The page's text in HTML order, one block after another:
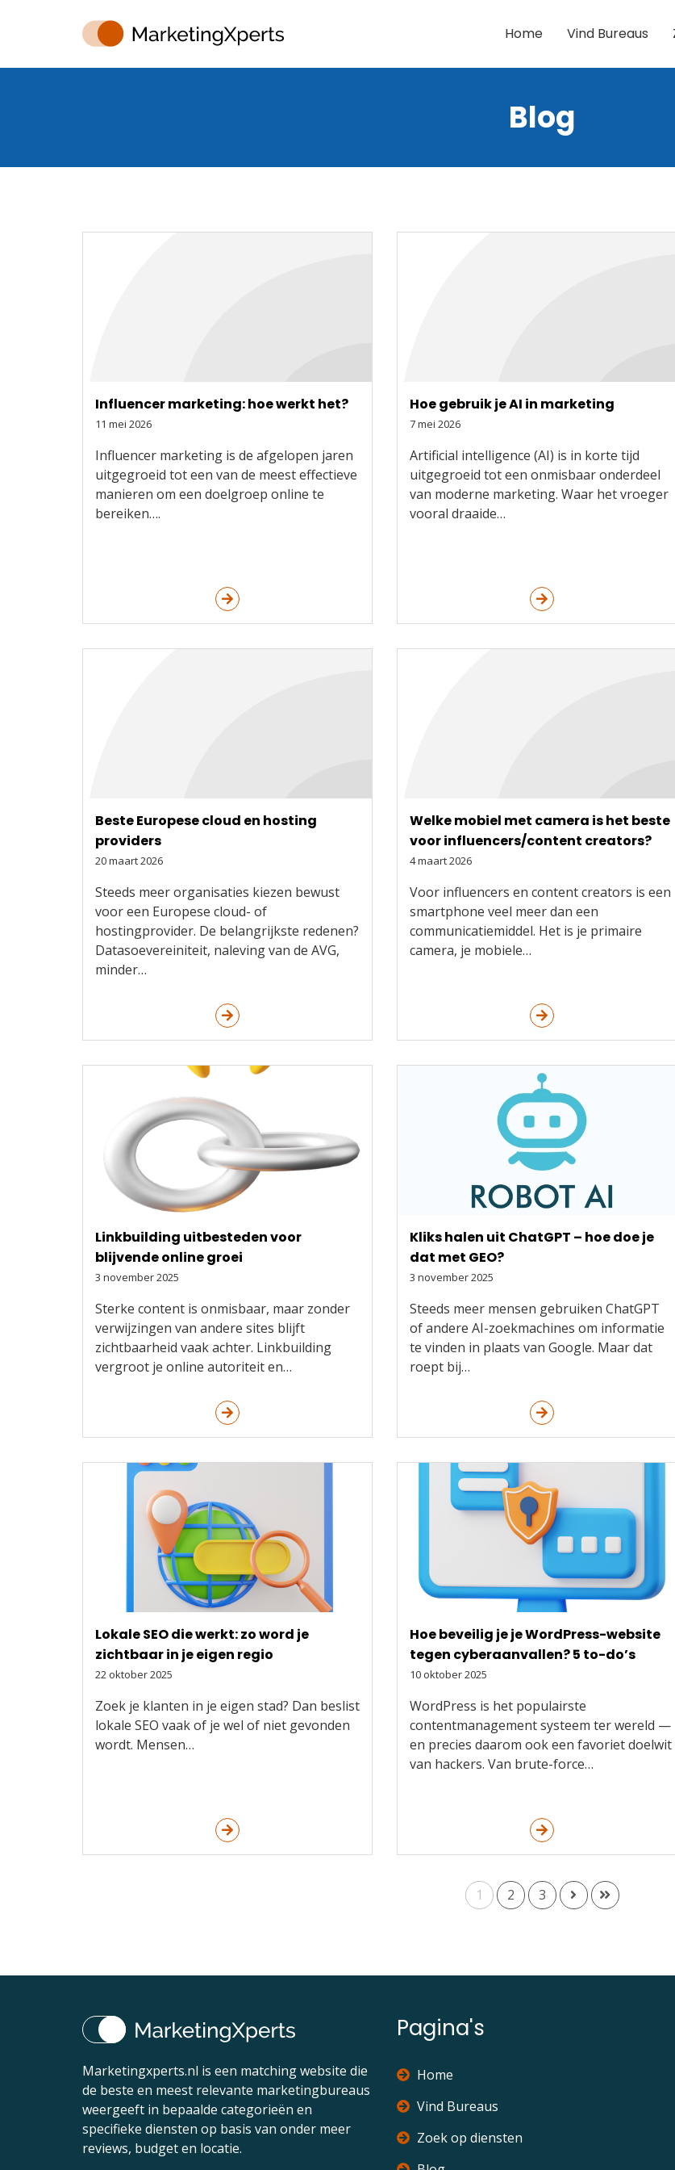
Home Vind Bureaus
Blog
Influencer marketing: hoe werkt het?
11 mei 2026
Influencer marketing is de afgelopen jaren
uitgegroeid tot een van de meest effectieve
manieren om een doelgroep online te
bereiken….
Hoe gebruik je AI in marketing
7 mei 2026
Artificial intelligence (AI) is in korte tijd
uitgegroeid tot een onmisbaar onderdeel
van moderne marketing. Waar het vroeger
vooral draaide…
Beste Europese cloud en hosting
providers
20 maart 2026
Steeds meer organisaties kiezen bewust
voor een Europese cloud- of
hostingprovider. De belangrijkste redenen?
Datasoevereiniteit, naleving van de AVG,
minder…
Welke mobiel met camera is het beste
voor influencers/content creators?
4 maart 2026
Voor influencers en content creators is een
smartphone veel meer dan een
communicatiemiddel. Het is je primaire
camera, je mobiele…
Linkbuilding uitbesteden voor
blijvende online groei
3 november 2025
Sterke content is onmisbaar, maar zonder
verwijzingen van andere sites blijft
zichtbaarheid vaak achter. Linkbuilding
vergroot je online autoriteit en…
Kliks halen uit ChatGPT – hoe doe je
dat met GEO?
3 november 2025
Steeds meer mensen gebruiken ChatGPT
of andere AI-zoekmachines om informatie
te vinden in plaats van Google. Maar dat
roept bij…
Lokale SEO die werkt: zo word je
zichtbaar in je eigen regio
22 oktober 2025
Zoek je klanten in je eigen stad? Dan beslist
lokale SEO vaak of je wel of niet gevonden
wordt. Mensen…
Hoe beveilig je je WordPress-website
tegen cyberaanvallen? 5 to-do’s
10 oktober 2025
WordPress is het populairste
contentmanagement systeem ter wereld —
en precies daarom ook een favoriet doelwit
van hackers. Van brute-force…
1 2 3
Marketingxperts.nl is een matching website die
de beste en meest relevante marketingbureaus
weergeeft in bepaalde categorieën en
specifieke diensten op basis van onder meer
reviews, budget en locatie.
Pagina's
Home
Vind Bureaus
Zoek op diensten